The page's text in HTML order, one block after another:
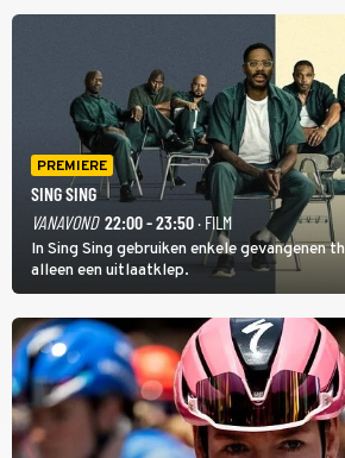
PREMIERE
SING SING
VANAVOND 22:00 - 23:50· FILM
In Sing Sing gebruiken enkele gevangenen
alleen een uitlaatklep.